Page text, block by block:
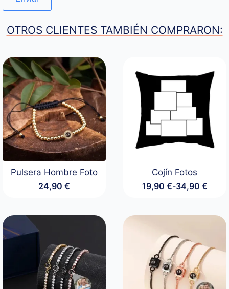
OTROS CLIENTES TAMBIÉN COMPRARON:
Pulsera Hombre Foto
24,90€
Cojín Fotos
19,90 €-34,90 €
Rango
hasta
34,90 €